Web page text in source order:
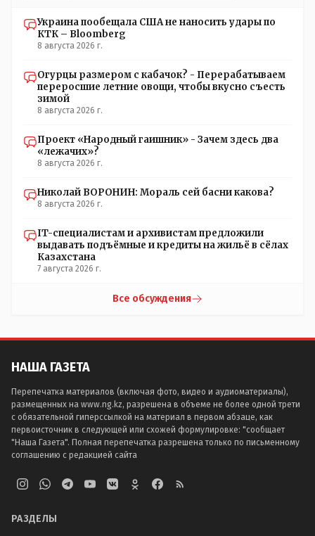
Украина пообещала США не наносить удары по
КТК – Bloomberg
8 августа 2026 г.
Огурцы размером с кабачок? - Перерабатываем
переросшие летние овощи, чтобы вкусно съесть
зимой
8 августа 2026 г.
Проект «Народный гаишник» - Зачем здесь два
«лежачих»?
8 августа 2026 г.
Николай ВОРОНИН: Мораль сей басни какова?
8 августа 2026 г.
IT-специалистам и архивистам предложили
выдавать подъёмные и кредиты на жильё в сёлах
Казахстана
7 августа 2026 г.
Все обсуждения
НАША ГАЗЕТА
Перепечатка материалов (включая фото, видео и аудиоматериалы),
размещенных на www.ng.kz, разрешена в объеме не более одной трети
с обязательной гиперссылкой на материал в первом абзаце, как
первоисточник в следующей или схожей формулировке: "сообщает
"Наша Газета". Полная перепечатка разрешена только по письменному
соглашению с редакцией сайта
РАЗДЕЛЫ